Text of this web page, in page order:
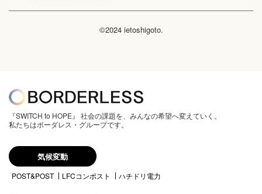
©2024 ietoshigoto.
『SWITCH to HOPE』 社会の課題を、みんなの希望へ変えていく。
私たちはボーダレス・グループです。
気候変動
POST&POST LFCコンポスト ハチドリ電力